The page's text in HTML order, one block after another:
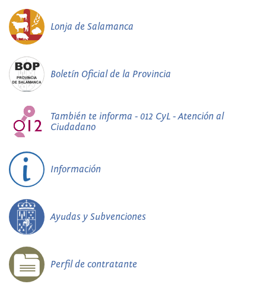
Lonja de Salamanca
Boletín Oficial de la Provincia
También te informa - 012 CyL - Atención al
Ciudadano
Información
Ayudas y Subvenciones
Perfil de contratante